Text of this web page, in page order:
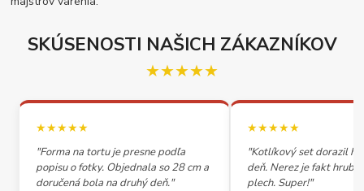
SKÚSENOSTI NAŠICH ZÁKAZNÍKOV
★★★★★
★★★★★
"Forma na tortu je presne podľa
popisu o fotky. Objednala so 28 cm a
doručená bola na druhý deň."
★★★★★
"Kotlíkový set dorazil
deň. Nerez je fakt
plech. Super!"